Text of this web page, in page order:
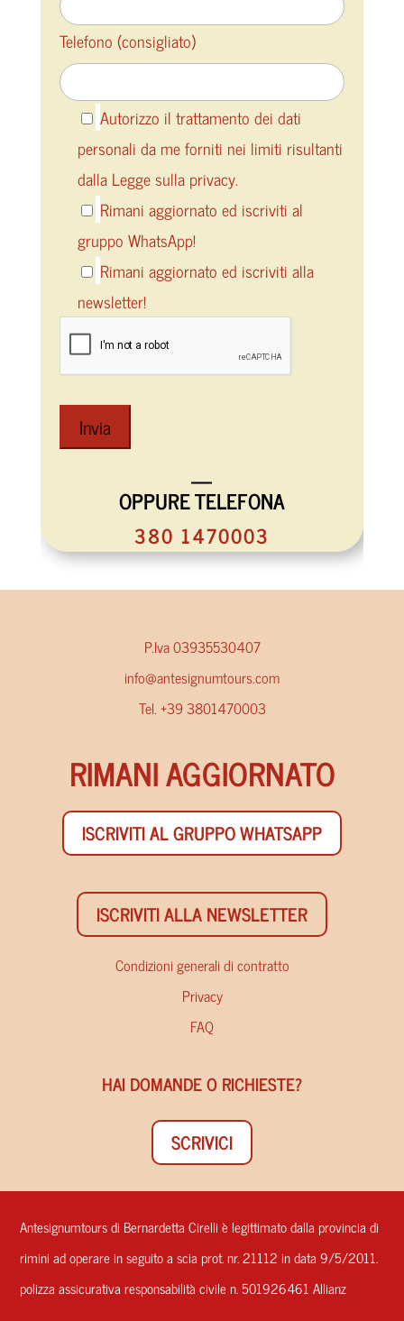
Telefono (consigliato)
Autorizzo il trattamento dei dati
personali da me forniti nei limiti risultanti
dalla Legge sulla privacy.
Rimani aggiornato ed iscriviti al
gruppo WhatsApp!
Rimani aggiornato ed iscriviti alla
newsletter!
—
OPPURE TELEFONA
380 1470003
P.Iva 03935530407
info@antesignumtours.com
Tel. +39 3801470003
RIMANI AGGIORNATO
ISCRIVITI AL GRUPPO WHATSAPP
ISCRIVITI ALLA NEWSLETTER
Condizioni generali di contratto
Privacy
FAQ
HAI DOMANDE O RICHIESTE?
SCRIVICI
Antesignumtours di Bernardetta Cirelli è legittimato dalla provincia di
rimini ad operare in seguito a scia prot. nr. 21112 in data 9/5/2011.
polizza assicurativa responsabilità civile n. 501926461 Allianz